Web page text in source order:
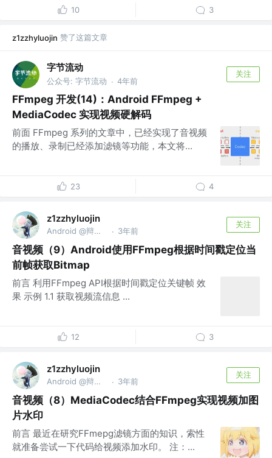
10 3
z1zzhyluojin 赞了这篇文章
字节流动
公众号: 字节流动 · 4年前
关注
FFmpeg 开发(14)：Android FFmpeg +
MediaCodec 实现视频硬解码
前面 FFmpeg 系列的文章中，已经实现了音视频
的播放、录制已经添加滤镜等功能，本文将...
23 4
z1zzhyluojin
Android @辩证唯物主义 · 3年前
关注
音视频（9）Android使用FFmpeg根据时间戳定位当
前帧获取Bitmap
前言 利用FFmpeg API根据时间戳定位关键帧 效
果 示例 1.1 获取视频流信息 ...
12 3
z1zzhyluojin
Android @辩证唯物主义 · 3年前
关注
音视频（8）MediaCodec结合FFmpeg实现视频加图
片水印
前言 最近在研究FFmepg滤镜方面的知识，索性
就准备尝试一下代码给视频添加水印。 注：...